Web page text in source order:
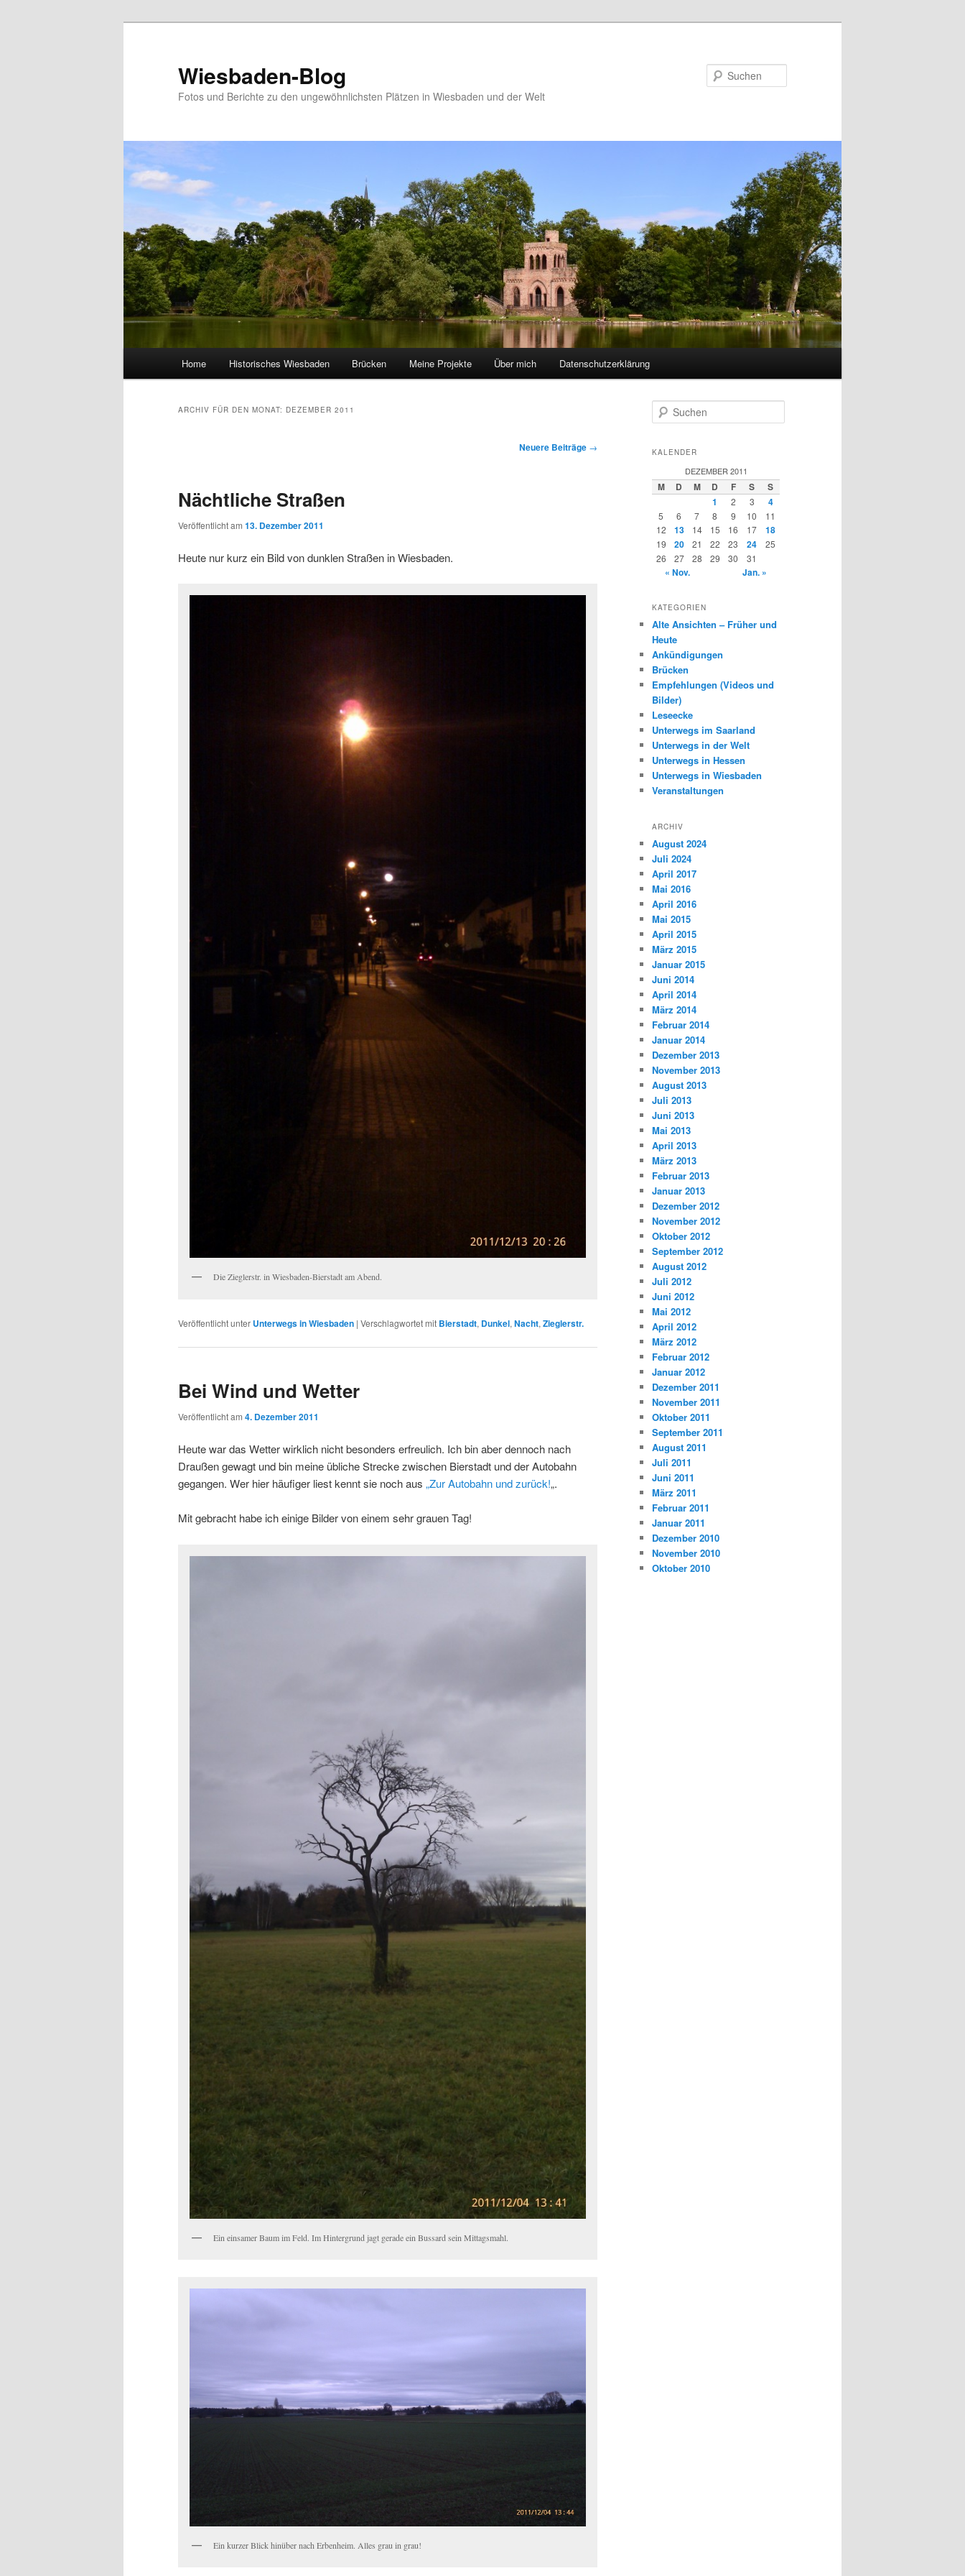
Wiesbaden-Blog
Fotos und Berichte zu den ungewöhnlichsten Plätzen in Wiesbaden und der Welt
Home Historisches Wiesbaden Brücken Meine Projekte Über mich Datenschutzerklärung
ARCHIV FÜR DEN MONAT: DEZEMBER 2011
Neuere Beiträge →
Nächtliche Straßen
Veröffentlicht am 13. Dezember 2011
Heute nur kurz ein Bild von dunklen Straßen in Wiesbaden.
Die Zieglerstr. in Wiesbaden-Bierstadt am Abend.
Veröffentlicht unter Unterwegs in Wiesbaden | Verschlagwortet mit Bierstadt, Dunkel, Nacht, Zieglerstr.
Bei Wind und Wetter
Veröffentlicht am 4. Dezember 2011
Heute war das Wetter wirklich nicht besonders erfreulich. Ich bin aber dennoch nach
Draußen gewagt und bin meine übliche Strecke zwischen Bierstadt und der Autobahn
gegangen. Wer hier häufiger liest kennt sie noch aus „Zur Autobahn und zurück!„.
Mit gebracht habe ich einige Bilder von einem sehr grauen Tag!
Ein einsamer Baum im Feld. Im Hintergrund jagt gerade ein Bussard sein Mittagsmahl.
Ein kurzer Blick hinüber nach Erbenheim. Alles grau in grau!
u
h
KALENDER
DEZEMBER 2011
M D M D F S
S
1
2 3 4
5 6 7 8 9 10
11
12
13 14 15 16 17 18
19 20 21 22 23 24
25
26
27 28 29 30 31
« Nov. Jan. »
KATEGORIEN
Alte Ansichten – Früher und
Heute
Ankündigungen
Brücken
Empfehlungen (Videos und
Bilder)
Leseecke
Unterwegs im Saarland
Unterwegs in der Welt
Unterwegs in Hessen
Unterwegs in Wiesbaden
Veranstaltungen
ARCHIV
August 2024
Juli 2024
April 2017
Mai 2016
April 2016
Mai 2015
April 2015
März 2015
Januar 2015
Juni 2014
April 2014
März 2014
Februar 2014
Januar 2014
Dezember 2013
November 2013
August 2013
Juli 2013
Juni 2013
Mai 2013
April 2013
März 2013
Februar 2013
Januar 2013
Dezember 2012
November 2012
Oktober 2012
September 2012
August 2012
Juli 2012
Juni 2012
Mai 2012
April 2012
März 2012
Februar 2012
Januar 2012
Dezember 2011
November 2011
Oktober 2011
September 2011
August 2011
Juli 2011
Juni 2011
März 2011
Februar 2011
Januar 2011
Dezember 2010
November 2010
Oktober 2010